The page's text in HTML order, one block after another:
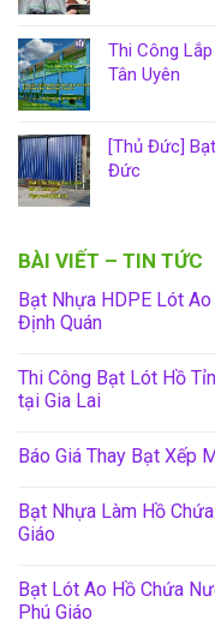
Thi Công
Tân Uyên
[Thủ Đức]
Đức
BÀI VIẾT – TIN TỨC
Bạt Nhựa HDPE Lót
Định Quán
Thi Công Bạt Lót Hồ
tại Gia Lai
Báo Giá Thay Bạt Xếp
Bạt Nhựa Làm Hồ
Giáo
Bạt Lót Ao Hồ Chứa
Phú Giáo